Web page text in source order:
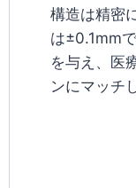
構造は精密
は±0.1mm
を与え、医
ンにマッチ